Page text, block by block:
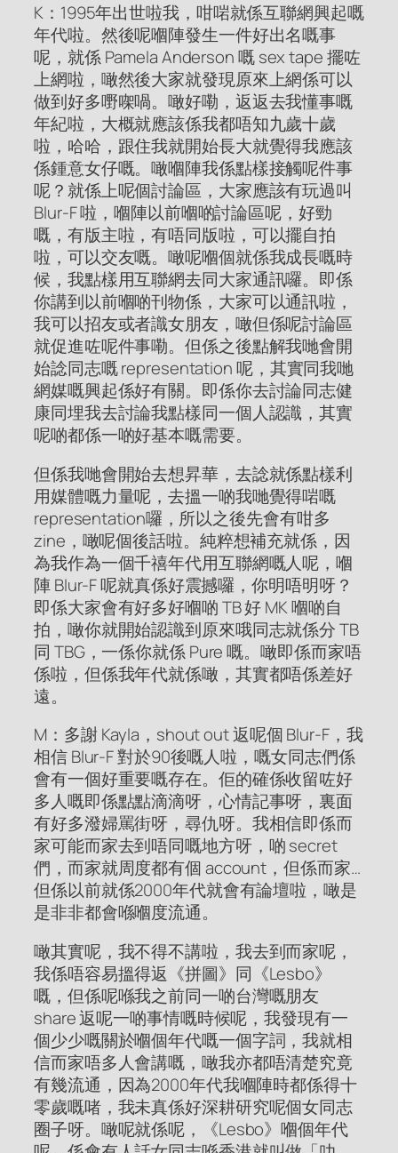
K：1995年出世啦我，咁啱就係互聯網興起嘅
年代啦。然後呢嗰陣發生一件好出名嘅事
呢，就係 Pamela Anderson 嘅 sex tape 擺咗
上網啦，噉然後大家就發現原來上網係可以
做到好多嘢㗎喎。噉好嘞，返返去我懂事嘅
年紀啦，大概就應該係我都唔知九歲十歲
啦，哈哈，跟住我就開始長大就覺得我應該
係鍾意女仔嘅。噉嗰陣我係點樣接觸呢件事
呢？就係上呢個討論區，大家應該有玩過叫
Blur-F 啦，嗰陣以前嗰啲討論區呢，好勁
嘅，有版主啦，有唔同版啦，可以擺自拍
啦，可以交友嘅。噉呢嗰個就係我成長嘅時
候，我點樣用互聯網去同大家通訊囉。即係
你講到以前嗰啲刊物係，大家可以通訊啦，
我可以招友或者識女朋友，噉但係呢討論區
就促進咗呢件事嘞。但係之後點解我哋會開
始諗同志嘅 representation 呢，其實同我哋
網媒嘅興起係好有關。即係你去討論同志健
康同埋我去討論我點樣同一個人認識，其實
呢啲都係一啲好基本嘅需要。
但係我哋會開始去想昇華，去諗就係點樣利
用媒體嘅力量呢，去搵一啲我哋覺得啱嘅
representation囉，所以之後先會有咁多
zine，噉呢個後話啦。純粹想補充就係，因
為我作為一個千禧年代用互聯網嘅人呢，嗰
陣 Blur-F 呢就真係好震撼囉，你明唔明呀？
即係大家會有好多好嗰啲 TB 好 MK 嗰啲自
拍，噉你就開始認識到原來哦同志就係分 TB
同 TBG，一係你就係 Pure 嘅。噉即係而家唔
係啦，但係我年代就係噉，其實都唔係差好
遠。
M：多謝 Kayla，shout out 返呢個 Blur-F，我
相信 Blur-F 對於90後嘅人啦，嘅女同志們係
會有一個好重要嘅存在。佢的確係收留咗好
多人嘅即係點點滴滴呀，心情記事呀，裏面
有好多潑婦罵街呀，尋仇呀。我相信即係而
家可能而家去到唔同嘅地方呀，啲 secret
們，而家就周度都有個 account，但係而家…
但係以前就係2000年代就會有論壇啦，噉是
是非非都會喺嗰度流通。
噉其實呢，我不得不講啦，我去到而家呢，
我係唔容易搵得返《拼圖》同《Lesbo》
嘅，但係呢喺我之前同一啲台灣嘅朋友
share 返呢一啲事情嘅時候呢，我發現有一
個少少嘅關於嗰個年代嘅一個字詞，我就相
信而家唔多人會講嘅，噉我亦都唔清楚究竟
有幾流通，因為2000年代我嗰陣時都係得十
零歲嘅啫，我未真係好深耕研究呢個女同志
圈子呀。噉呢就係呢，《Lesbo》嗰個年代